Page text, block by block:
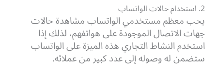
2. استخدام حالات الواتساب
يحب معظم مستخدمي الواتساب مشاهدة حالات
جهات الاتصال الموجودة على هواتفهم، لذلك إذا
استخدم النشاط التجاري هذه الميزة على الواتساب
ستضمن له وصوله إلى عدد كبير من عملائه.